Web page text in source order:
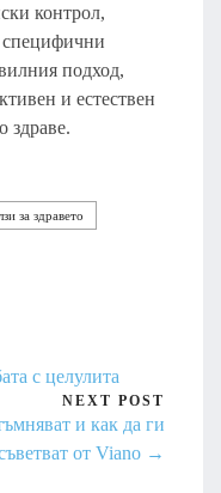
контрол,
специфични
подход,
и естествен
здраве.
за здравето
с целулита
NEXT POST
и как да ги
от Viano →